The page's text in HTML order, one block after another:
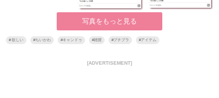
写真をもっと見る
#欲しい #ちいかわ #キャンドゥ #雑貨 #プチプラ #アイテム
[ADVERTISEMENT]